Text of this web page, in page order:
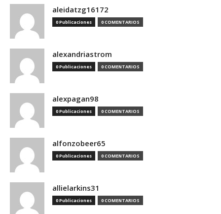
aleidatzg16172
0 Publicaciones 0 COMENTARIOS
alexandriastrom
0 Publicaciones 0 COMENTARIOS
alexpagan98
0 Publicaciones 0 COMENTARIOS
alfonzobeer65
0 Publicaciones 0 COMENTARIOS
allielarkins31
0 Publicaciones 0 COMENTARIOS